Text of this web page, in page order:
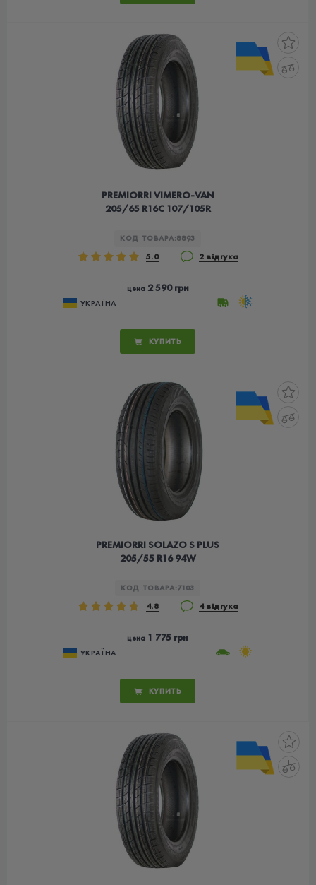
PREMIORRI VIMERO-VAN
205/65 R16C 107/105R
КОД ТОВАРА:8893
5.0 2 відгука
цена2 590 грн
УКРАЇНА
КУПИТЬ
PREMIORRI SOLAZO S PLUS
205/55 R16 94W
КОД ТОВАРА:7103
4.8 4 відгука
цена 1 775 грн
УКРАЇНА
КУПИТЬ